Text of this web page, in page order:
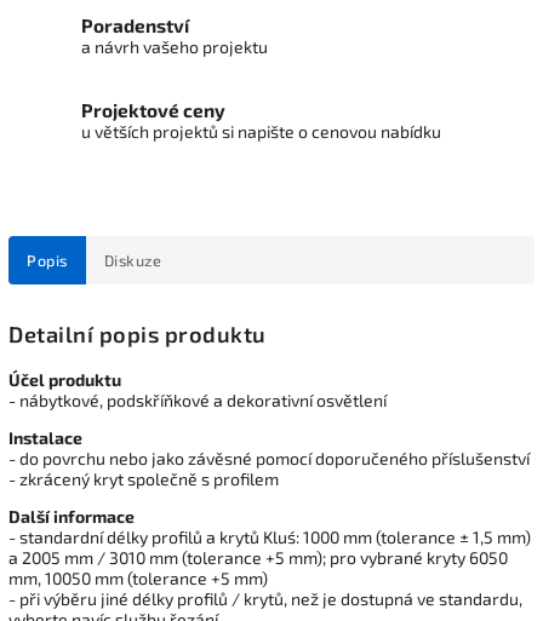
Poradenství
a návrh vašeho projektu
Projektové ceny
u větších projektů si napište o cenovou nabídku
Popis Diskuze
Detailní popis produktu
Účel produktu
- nábytkové, podskříňkové a dekorativní osvětlení
Instalace
- do povrchu nebo jako závěsné pomocí doporučeného příslušenství
- zkrácený kryt společně s profilem
Další informace
- standardní délky profilů a krytů Kluś: 1000 mm (tolerance ± 1,5 mm)
a 2005 mm / 3010 mm (tolerance +5 mm); pro vybrané kryty 6050
mm, 10050 mm (tolerance +5 mm)
- při výběru jiné délky profilů / krytů, než je dostupná ve standardu,